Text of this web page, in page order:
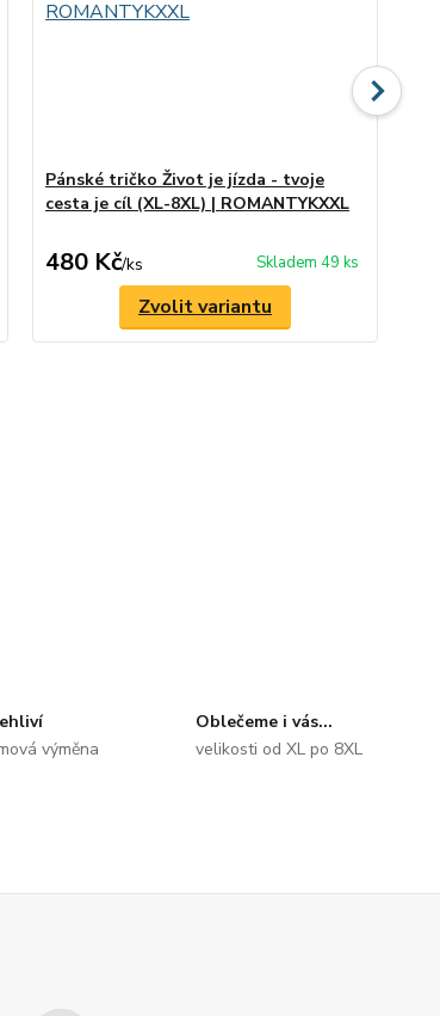
výměna
Oblečeme i vás...
velikosti od XL po 8XL
Pánské tričko Život je jízda - tvoje
cesta je cíl (XL-8XL) | ROMANTYKXXL
480 Kč/ks Skladem 49 ks
Zvolit variantu